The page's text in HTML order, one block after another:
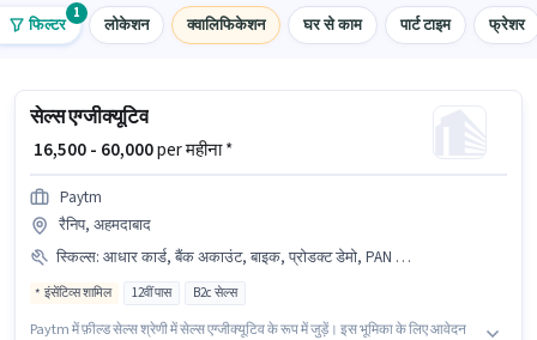
फिल्टर
1
लोकेशन क्वालिफिकेशन घर से काम पार्ट टाइम फ्रेशर
सेल्स एग्जीक्यूटिव
₹ 16,500 - 60,000per महीना *
Paytm
रैनिप, अहमदाबाद
स्किल्स: आधार कार्ड, बैंक अकाउंट, बाइक, प्रोडक्ट डेमो, PAN कार्ड, वायरिंग, लीड जनरेशन, स्मार्टफोन, एरिया नॉलेज
इंसेंटिव्स शामिल 12वीं पास B2c सेल्स
Paytm में फ़ील्ड सेल्स श्रेणी में सेल्स एग्जीक्यूटिव के रूप में जुड़ें। इस भूमिका के लिए आवेदन